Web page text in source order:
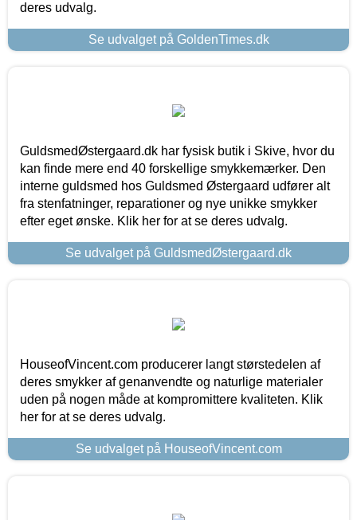
deres udvalg.
Se udvalget på GoldenTimes.dk
GuldsmedØstergaard.dk har fysisk butik i Skive, hvor du
kan finde mere end 40 forskellige smykkemærker. Den
interne guldsmed hos Guldsmed Østergaard udfører alt
fra stenfatninger, reparationer og nye unikke smykker
efter eget ønske. Klik her for at se deres udvalg.
Se udvalget på GuldsmedØstergaard.dk
HouseofVincent.com producerer langt størstedelen af
deres smykker af genanvendte og naturlige materialer
uden på nogen måde at kompromittere kvaliteten. Klik
her for at se deres udvalg.
Se udvalget på HouseofVincent.com